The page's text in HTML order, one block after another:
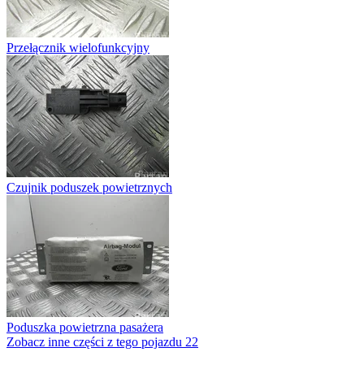
Przełącznik wielofunkcyjny
Czujnik poduszek powietrznych
Poduszka powietrzna pasażera
Zobacz inne części z tego pojazdu 22